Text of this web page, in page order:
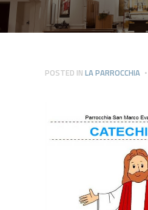
IL PARROCO
LE ATTIVITÀ
PIERABECH
LOGIN
POSTED IN LA PARROCCHIA